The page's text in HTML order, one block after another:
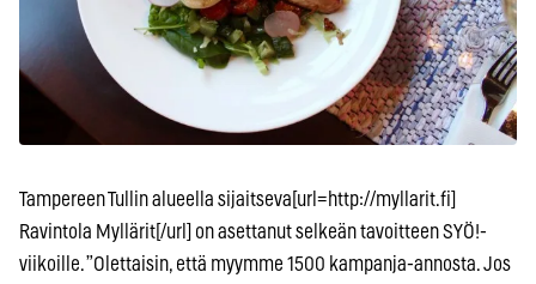
Tampereen Tullin alueella sijaitseva[url=http://myllarit.fi]
Ravintola Myllärit[/url] on asettanut selkeän tavoitteen SYÖ!-
viikoille. ”Olettaisin, että myymme 1500 kampanja-annosta. Jos